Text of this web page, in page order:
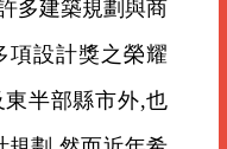
多建築規劃與商
項設計獎之榮耀
半部縣市外,也